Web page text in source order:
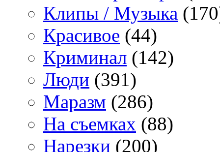
Клипы / Музыка
Красивое (44)
Криминал (142)
Люди (391)
Маразм (286)
На съемках (88)
Нарезки (200)